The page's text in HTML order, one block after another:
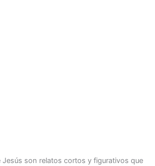
Jesús son relatos cortos y figurativos que